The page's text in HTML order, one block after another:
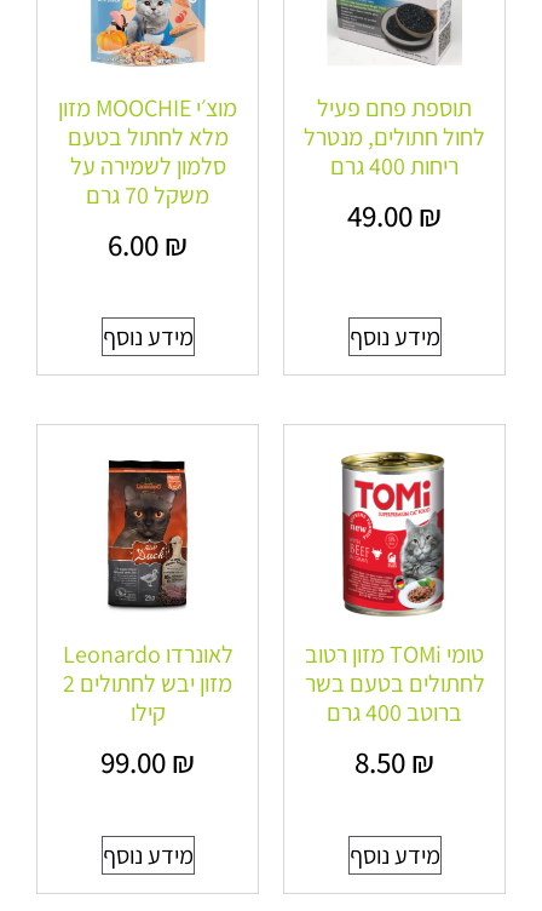
תוספת פחם פעיל
לחול חתולים, מנטרל
ריחות 400 גרם
49.00₪
מידע נוסף
מוצ׳י MOOCHIE מזון
מלא לחתול בטעם
סלמון לשמירה על
משקל 70 גרם
6.00₪
מידע נוסף
טומי TOMi מזון רטוב
לחתולים בטעם בשר
ברוטב 400 גרם
8.50₪
מידע נוסף
לאונרדו Leonardo
מזון יבש לחתולים 2
קילו
99.00₪
מידע נוסף